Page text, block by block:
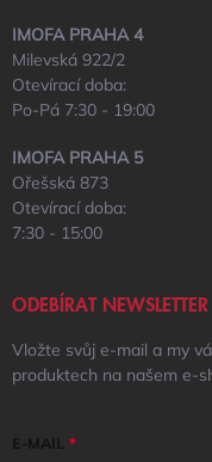
IMOFA PRAHA 4
Milevská 922/2
Otevírací doba:
Po-Pá 7:30 - 19:00
IMOFA PRAHA 5
Ořešská 873
Otevírací doba:
7:30 - 15:00
ODEBÍRAT NEWSLETTER
Vložte svůj e-mail a my
produktech na našem e-
E-MAIL